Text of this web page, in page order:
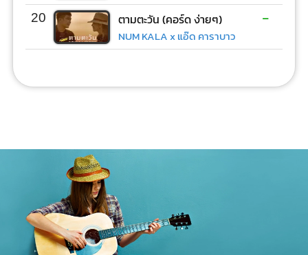
20 ตามตะวัน (คอร์ด ง่ายๆ)
NUM KALA x แอ๊ด คาราบาว
-